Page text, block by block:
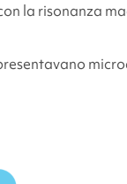
la risonanza